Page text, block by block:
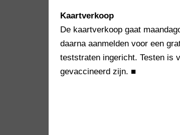
Kaartverkoop
De kaartverkoop gaat
daarna aanmelden voor een
teststraten ingericht. Testen is
gevaccineerd zijn. ■